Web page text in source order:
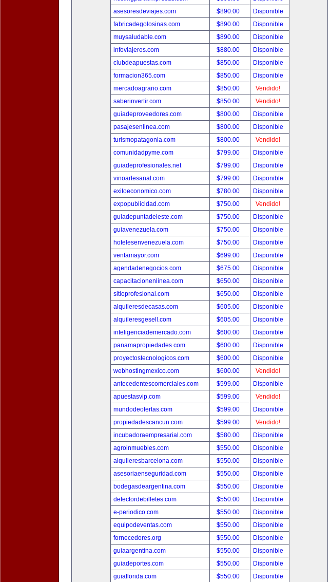
asesoresdeviajes.com
$890.00
Disponible
fabricadegolosinas.com
$890.00
Disponible
muysaludable.com
$890.00
Disponible
infoviajeros.com
$880.00
Disponible
clubdeapuestas.com
$850.00
Disponible
formacion365.com
$850.00
Disponible
mercadoagrario.com
$850.00
Vendido!
saberinvertir.com
$850.00
Vendido!
guiadeproveedores.com
$800.00
Disponible
pasajesenlinea.com
$800.00
Disponible
turismopatagonia.com
$800.00
Vendido!
comunidadpyme.com
$799.00
Disponible
guiadeprofesionales.net
$799.00
Disponible
vinoartesanal.com
$799.00
Disponible
exitoeconomico.com
$780.00
Disponible
expopublicidad.com
$750.00
Vendido!
guiadepuntadeleste.com
$750.00
Disponible
guiavenezuela.com
$750.00
Disponible
hotelesenvenezuela.com
$750.00
Disponible
ventamayor.com
$699.00
Disponible
agendadenegocios.com
$675.00
Disponible
capacitacionenlinea.com
$650.00
Disponible
sitioprofesional.com
$650.00
Disponible
alquileresdecasas.com
$605.00
Disponible
alquileresgesell.com
$605.00
Disponible
inteligenciademercado.com
$600.00
Disponible
panamapropiedades.com
$600.00
Disponible
proyectostecnologicos.com
$600.00
Disponible
webhostingmexico.com
$600.00
Vendido!
antecedentescomerciales.com
$599.00
Disponible
apuestasvip.com
$599.00
Vendido!
mundodeofertas.com
$599.00
Disponible
propiedadescancun.com
$599.00
Vendido!
incubadoraempresarial.com
$580.00
Disponible
agroinmuebles.com
$550.00
Disponible
alquileresbarcelona.com
$550.00
Disponible
asesoriaenseguridad.com
$550.00
Disponible
bodegasdeargentina.com
$550.00
Disponible
detectordebilletes.com
$550.00
Disponible
e-periodico.com
$550.00
Disponible
equipodeventas.com
$550.00
Disponible
fornecedores.org
$550.00
Disponible
guiaargentina.com
$550.00
Disponible
guiadeportes.com
$550.00
Disponible
guiaflorida.com
$550.00 Disponible